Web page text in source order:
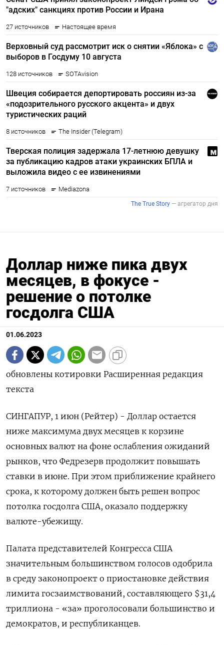
Доллар ниже пика двух
месяцев, в фокусе -
решение о потолке
госдолга США
01.06.2023
обновлены котировки Расширенная редакция
текста
СИНГАПУР, 1 июн (Рейтер) - Доллар остается
ниже максимума двух месяцев к корзине
основных валют на фоне ослабления ожиданий
рынков, что Федрезерв продолжит повышать
ставки в июне. При этом приближение крайнего
срока, к которому должен быть решен вопрос
потолка госдолга США, оказало поддержку
валюте-убежищу.
Палата представителей Конгресса США
значительным большинством голосов одобрила
в среду законопроект о приостановке действия
лимита госзаимствований, составляющего $31,4
триллиона - «за» проголосовали большинство и
демократов, и республиканцев.